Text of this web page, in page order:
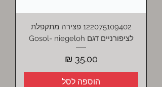
122075109402 פצירה מתקפלת
לציפורניים דגם Gosol- niegeloh
מחיר
הוספה לסל